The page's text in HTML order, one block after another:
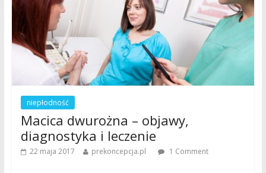
niepłodność
Macica dwurożna – objawy,
diagnostyka i leczenie
22 maja 2017 prekoncepcja.pl 1 Comment